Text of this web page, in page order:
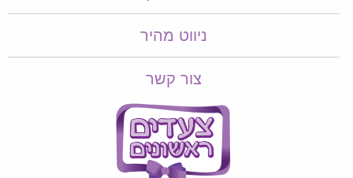
ניווט מהיר
צור קשר